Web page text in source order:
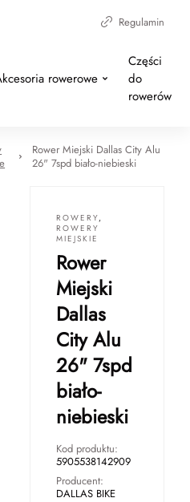
Regulamin
rowerowe
Części
do
rowerów
Rower Miejski Dallas City Alu
26" 7spd biało-niebieski
ROWERY,
ROWERY
MIEJSKIE
Rower
Miejski
Dallas
City Alu
26" 7spd
biało-
niebieski
Kod produktu:
5905538142909
Producent:
DALLAS BIKE